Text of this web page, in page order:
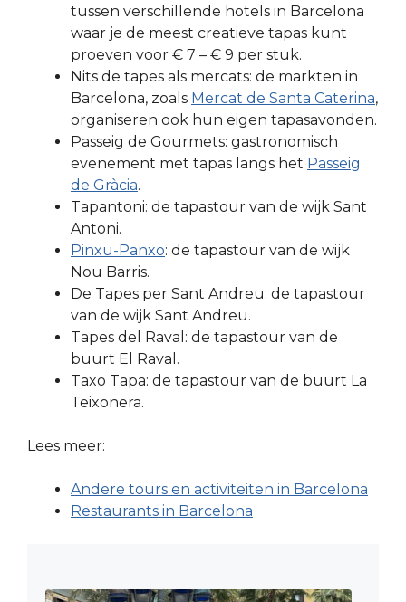
tussen verschillende hotels in Barcelona
waar je de meest creatieve tapas kunt
proeven voor € 7 – € 9 per stuk.
Nits de tapes als mercats: de markten in
Barcelona, zoals Mercat de Santa Caterina,
organiseren ook hun eigen tapasavonden.
Passeig de Gourmets: gastronomisch
evenement met tapas langs het Passeig
de Gràcia.
Tapantoni: de tapastour van de wijk Sant
Antoni.
Pinxu-Panxo: de tapastour van de wijk
Nou Barris.
De Tapes per Sant Andreu: de tapastour
van de wijk Sant Andreu.
Tapes del Raval: de tapastour van de
buurt El Raval.
Taxo Tapa: de tapastour van de buurt La
Teixonera.
Lees meer:
Andere tours en activiteiten in Barcelona
Restaurants in Barcelona